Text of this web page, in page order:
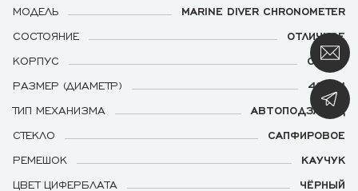
МОДЕЛЬ
MARINE DIVER CHRONOMETER
СОСТОЯНИЕ
ОТЛИЧНОЕ
КОРПУС
СТАЛЬ
РАЗМЕР (ДИАМЕТР)
43 ММ
ТИП МЕХАНИЗМА
АВТОПОДЗАВОД
СТЕКЛО
САПФИРОВОЕ
РЕМЕШОК
КАУЧУК
ЦВЕТ ЦИФЕРБЛАТА
ЧЁРНЫЙ